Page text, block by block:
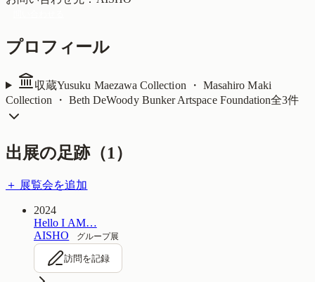
プロフィール
収蔵Yusuku Maezawa Collection ・ Masahiro Maki
Collection ・ Beth DeWoody Bunker Artspace Foundation全3件
出展の足跡（1）
＋ 展覧会を追加
2024
Hello I AM…
AISHO
グループ展
訪問を記録